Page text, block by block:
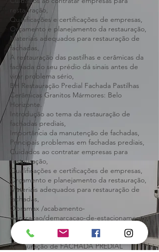
Principais problemas em fachadas prediais,
Cuidados ao contratar empresas para
restauração,
Qualificações e certificações de empresas,
Orçamento e planejamento da restauração,
Materiais adequados para restauração de
fachadas,
A restauração das pastilhas e cerâmicas da
fachada do seu prédio dá sinais antes de
virar problema sério,
BH Restauração Predial Fachada Pastilhas
Cerâmicas Granitos Mármores: Belo
Horizonte.
Introdução ao tema da restauração de
fachadas prediais,
Importância da manutenção de fachadas,
Principais problemas em fachadas prediais,
Cuidados ao contratar empresas para
restauração,
Qualificações e certificações de empresas,
Orçamento e planejamento da restauração,
Materiais adequados para restauração de
fachadas,
Obramax /acabamento-
decoracao/demarcacao-de-estacionamento,
Restauração de FACHADA PREDIAL